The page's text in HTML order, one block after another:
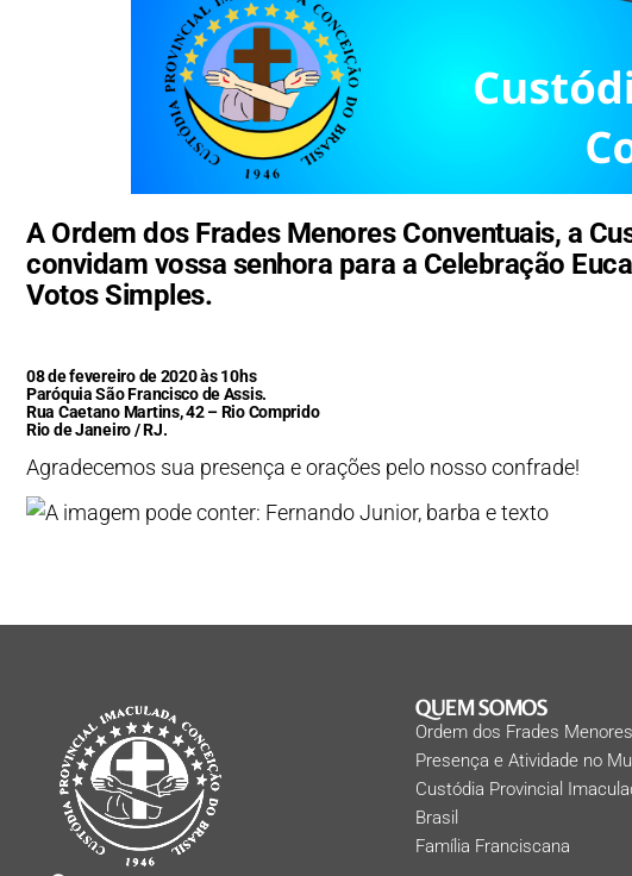
A Ordem dos Frades Menores Conventuais, a
convidam vossa senhora para a Celebração
Votos Simples.
08 de fevereiro de 2020 às 10hs
Paróquia São Francisco de Assis.
Rua Caetano Martins, 42 – Rio Comprido
Rio de Janeiro / RJ.
Agradecemos sua presença e orações pelo nosso confrade!
QUEM SOMOS
Ordem dos Frades
Presença e Atividade no
Custódia Provincial
Brasil
Família Franciscana